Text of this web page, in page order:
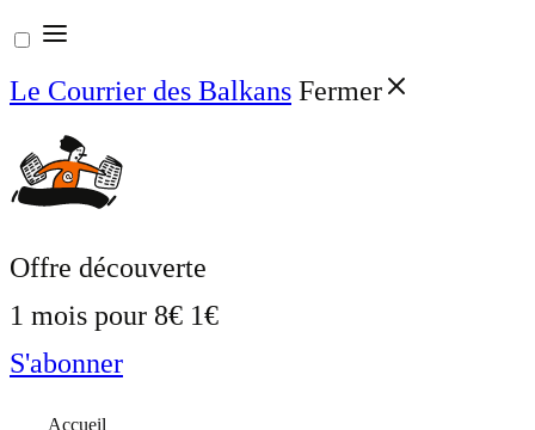
Aller
au
contenu
Le Courrier des Balkans Fermer
Offre découverte
1 mois pour 8€ 1€
S'abonner
Accueil